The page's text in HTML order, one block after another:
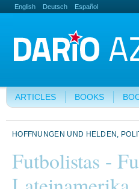
English Deutsch Español
ARTICLES BOOKS
HOFFNUNGEN UND HELDEN,
Futbolistas -